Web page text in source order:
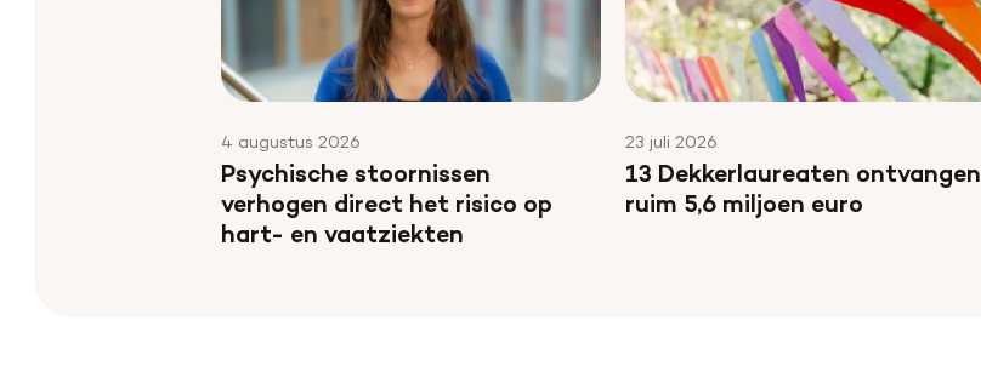
4 augustus 2026
Psychische stoornissen
verhogen direct het risico op
hart- en vaatziekten
23 juli 2026
13 Dekkerlaureaten ontvangen
ruim 5,6 miljoen euro